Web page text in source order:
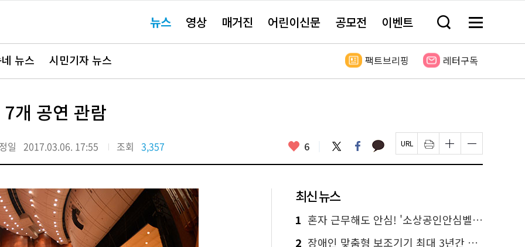
요뉴스 영상 매거진 어린이신문 공모전 이벤트 검
창
기
메
전
보
뉴스 시민기자 뉴스 팩트브리핑 레터구독
개 공연 관람
일 2017.03.06. 17:55 조회 3,357 좋
요
6 트
위
터
페
이
스
카
카 페
이
지
인
쇄
하
글
자
크
하
기
글
자
크
하
기
최신 뉴스
1 혼자 근무해도 안심! '소상공인안심벨' 신청하세요
2 장애인 맞춤형 보조기기 최대 3년간 무상 대여…삶의 질 높인다